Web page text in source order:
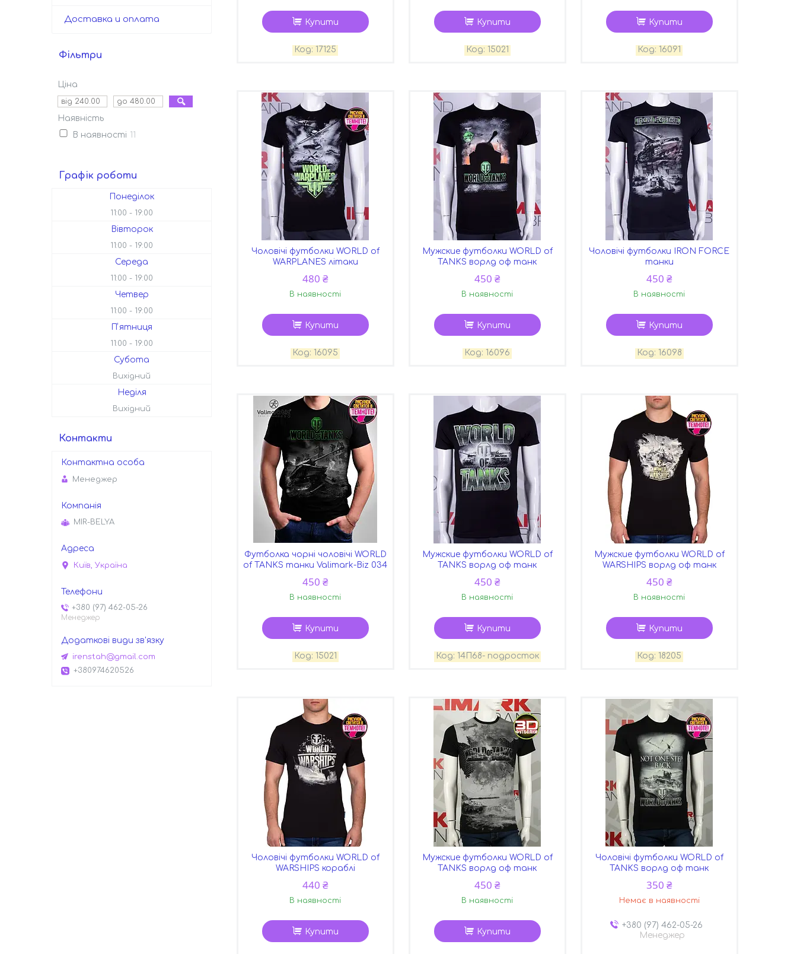
Купити
17125
Купити
15021
Купити
16091
Чоловічі футболки WORLD of
WARPLANES літаки
480 ₴
В наявності
Купити
16095
Мужские футболки WORLD of
TANKS ворлд оф танк
450 ₴
В наявності
Купити
16096
Чоловічі футболки IRON FORCE
танки
450 ₴
В наявності
Купити
16098
Футболка чорні чоловічі WORLD
of TANKS танки Valimark-Biz 034
450 ₴
В наявності
Купити
15021
Мужские футболки WORLD of
TANKS ворлд оф танк
450 ₴
В наявності
Купити
14П68- подросток
Мужские футболки WORLD of
WARSHIPS ворлд оф танк
450 ₴
В наявності
Купити
18205
Чоловічі футболки WORLD of
WARSHIPS кораблі
440 ₴
В наявності
Купити
Мужские футболки WORLD of
TANKS ворлд оф танк
450 ₴
В наявності
Купити
Чоловічі футболки WORLD of
TANKS ворлд оф танк
350 ₴
Немає в наявності
+380 (97) 462-05-26
Менеджер
Доставка и оплата
Фільтри
Ціна
Наявність
В наявності 11
Графік роботи
Понеділок
11:00 19:00
Вівторок
11:00 19:00
Середа
11:00 19:00
Четвер
11:00 19:00
Пʼятниця
11:00 19:00
Субота
Вихідний
Неділя
Вихідний
Контакти
Менеджер
MIR-BELYA
Київ, Україна
+380 (97) 462-05-26
Менеджер
irenstah@gmail.com
+380974620526